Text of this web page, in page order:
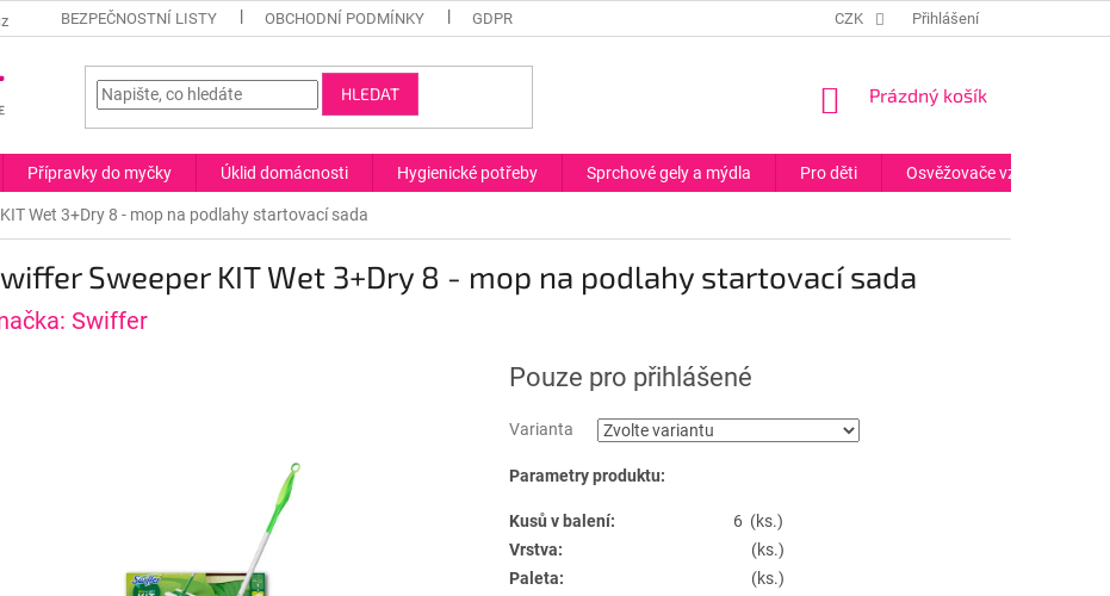
BEZPEČNOSTNÍ LISTY OBCHODNÍ PODMÍNKY GDPR CZK Přihlášení
HLEDAT
NÁKUPNÍ
Prázdný košík
Přípravky do myčky Úklid domácnosti Hygienické potřeby Sprchové gely a mýdla Pro děti Osvěžovače vzduchu
Wet 3+Dry 8 - mop na podlahy startovací sada
Sweeper KIT Wet 3+Dry 8 - mop na podlahy startovací sada
Swiffer
Pouze pro přihlášené
Varianta
Parametry produktu:
Kusů v balení:
6 (ks.)
Vrstva:
(ks.)
Paleta:
(ks.)